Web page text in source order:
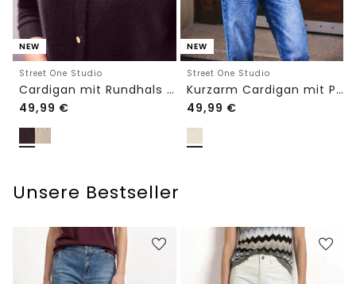
NEW
Street One Studio
Cardigan mit Rundhals und Knöpfen
49,99 €
NEW
Street One Studio
Kurzarm Cardigan mit Polokragen
49,99 €
Unsere Bestseller